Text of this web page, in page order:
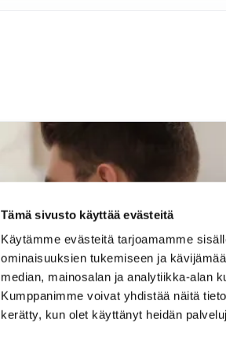
Tämä sivusto käyttää evästeitä
Käytämme evästeitä tarjoamamme
ominaisuuksien tukemiseen ja
median, mainosalan ja analytiikka-alan
Kumppanimme voivat yhdistää näitä
kerätty, kun olet käyttänyt heidän
KOE SEURAAVA